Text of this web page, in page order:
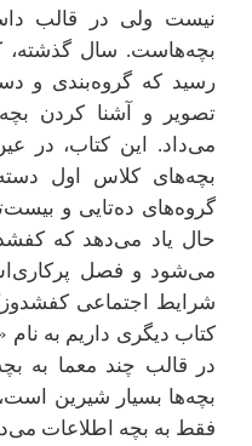
نیست ولی در قالب
بچه‌هاست. سال گذشته،
رسید که گروه‌بندی و
تصویر و آشنا کردن
می‌داد. این کتاب، در
بچه‌های کلاس اول
گروه‌های ده‌تایی و
حال یاد می‌دهد که
می‌شود و فصل
شرایط اجتماعی
کتاب دیگری داریم به نام
در قالب چند معما به
بچه‌ها بسیار شیرین
فقط به بچه‌ اطلاعات